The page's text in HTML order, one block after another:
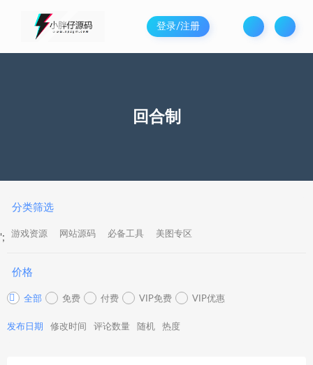
登录/注册
回合制
';
分类筛选
游戏资源 网站源码 必备工具 美图专区
价格
全部 免费 付费 VIP免费 VIP优惠
发布日期 修改时间 评论数量 随机 热度